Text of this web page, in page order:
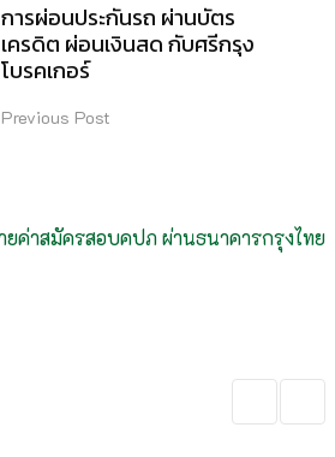
การผ่อนประกันรถ ผ่านบัตร
เครดิต​ ผ่อนเงินสด กับศรีกรุง
โบรคเกอร์
Previous Post